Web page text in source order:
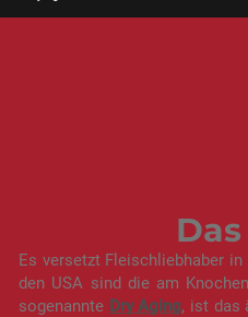
Es versetzt Fleischliebhaber in
den USA sind die am
sogenannte Dry Aging, ist das